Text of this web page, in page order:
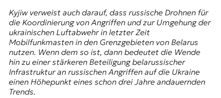
Kyjiw verweist auch darauf, dass russische Drohnen für
die Koordinierung von Angriffen und zur Umgehung der
ukrainischen Luftabwehr in letzter Zeit
Mobilfunkmasten in den Grenzgebieten von Belarus
nutzen. Wenn dem so ist, dann bedeutet die Wende
hin zu einer stärkeren Beteiligung belarussischer
Infrastruktur an russischen Angriffen auf die Ukraine
einen Höhepunkt eines schon drei Jahre andauernden
Trends.